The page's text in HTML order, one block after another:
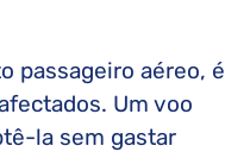
passageiro aéreo, é
Um voo
la sem gastar